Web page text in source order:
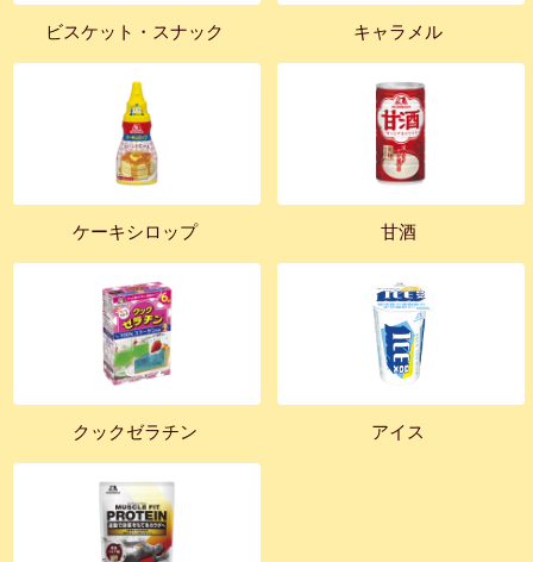
ビスケット・スナック キャラメル
ケーキシロップ 甘酒
クックゼラチン アイス